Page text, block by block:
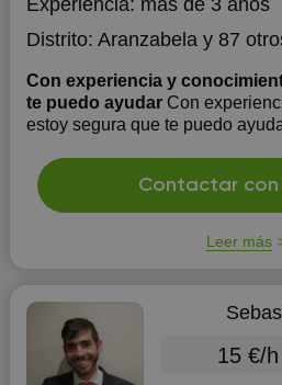
Experiencia: más de 3 años
Distrito: Aranzabelay 87
Con experiencia y
te puedo ayudar Con
estoy segura que te puedo
Contactar
Leer más
15 €/h